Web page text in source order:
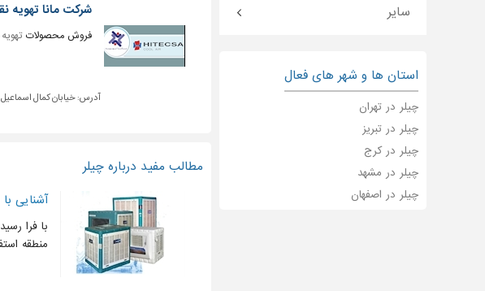
شرکت مانا تهویه
فروش محصولات
آدرس:خیابان کمال اسماعیل
مطالب مفید درباره چیلر
آشنایی
با فرا
منطقه
سایر
استان ها و شهر های فعال
چیلر در تهران
چیلر در تبریز
چیلر در کرج
چیلر در مشهد
چیلر در اصفهان